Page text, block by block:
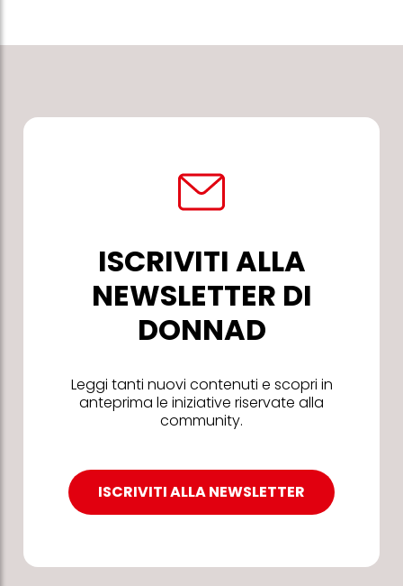
ISCRIVITI ALLA
NEWSLETTER DI
DONNAD
Leggi tanti nuovi contenuti e scopri in
anteprima le iniziative riservate alla
community.
ISCRIVITI ALLA NEWSLETTER